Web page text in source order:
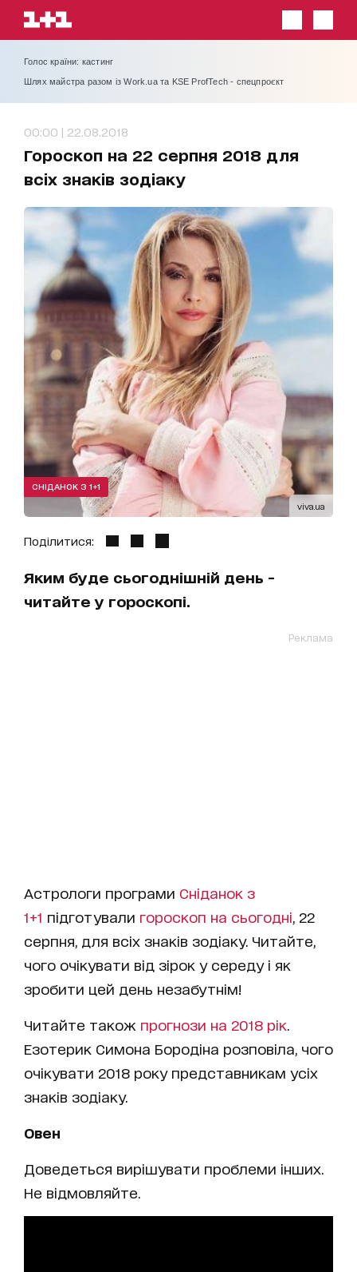
Голос країни: кастинг
Шлях майстра разом із Work.ua та KSE ProfTech - спецпроєкт
00:00 | 22.08.2018
Гороскоп на 22 серпня 2018 для
всіх знаків зодіаку
viva.ua
СНІДАНОК З 1+1
Поділитися:
Яким буде сьогоднішній день -
читайте у гороскопі.
Реклама
Астрологи програми Сніданок з
1+1 підготували гороскоп на cьогодні , 22
серпня, для всіх знаків зодіаку. Читайте,
чого очікувати від зірок у середу і як
зробити цей день незабутнім!
Читайте також прогнози на 2018 рік
Езотерик Симона Бородіна розповіла, чого
очікувати 2018 року представникам усіх
знаків зодіаку.
Овен
Доведеться вирішувати проблеми інших.
Не відмовляйте.